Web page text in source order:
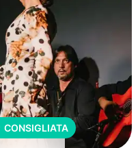
CONSIGLIATA